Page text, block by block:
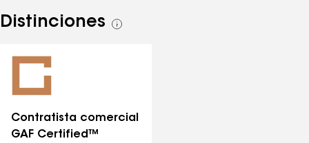
Distinciones
Ver
Contratista comercial
GAF Certified™